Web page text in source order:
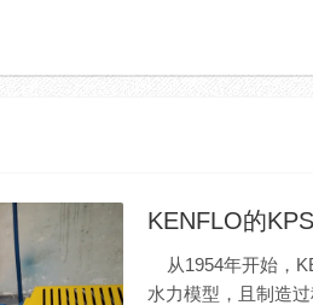
KENFLO的
从1954年开始，
水力模型，且制造